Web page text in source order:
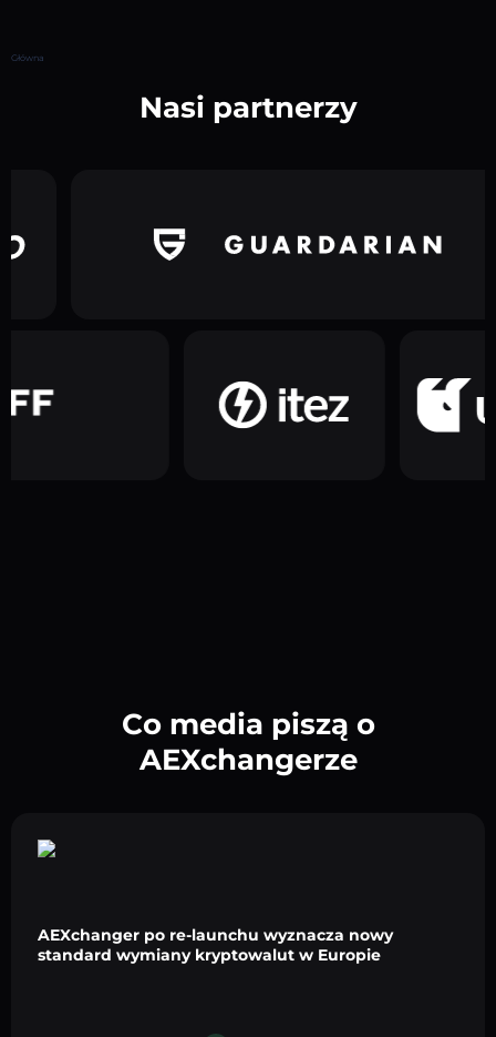
Główna
Nasi partnerzy
Co media piszą o
AEXchangerze
AEXchanger po re-launchu wyznacza nowy
standard wymiany kryptowalut w Europie